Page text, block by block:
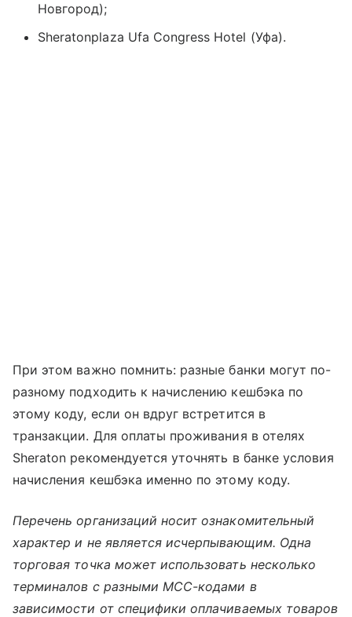
Новгород);
Sheratonplaza Ufa Congress Hotel (Уфа).
При этом важно помнить: разные банки могут по-
разному подходить к начислению кешбэка по
этому коду, если он вдруг встретится в
транзакции. Для оплаты проживания в отелях
Sheraton рекомендуется уточнять в банке условия
начисления кешбэка именно по этому коду.
Перечень организаций носит ознакомительный
характер и не является исчерпывающим. Одна
торговая точка может использовать несколько
терминалов с разными MCC-кодами в
зависимости от специфики оплачиваемых товаров